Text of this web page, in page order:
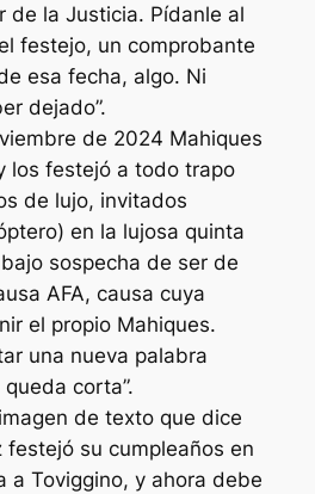
de la Justicia. Pídanle al
festejo, un comprobante
esa fecha, algo. Ni
dejado”.
de 2024 Mahiques
los festejó a todo trapo
de lujo, invitados
en la lujosa quinta
sospecha de ser de
AFA, causa cuya
el propio Mahiques.
una nueva palabra
corta”.